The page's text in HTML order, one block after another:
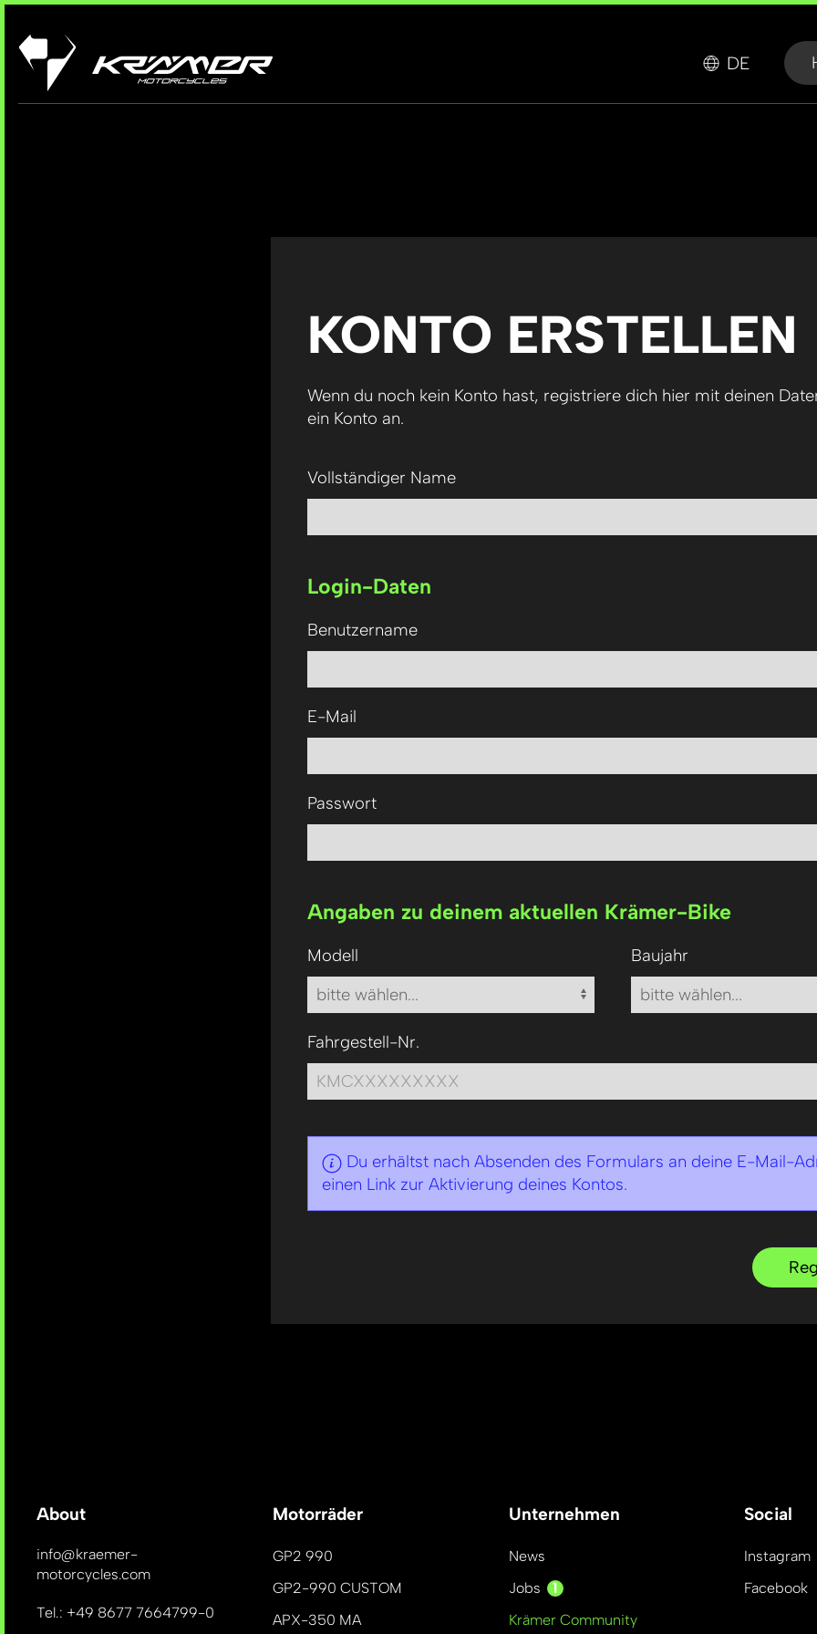
DE
KONTO ERSTELLEN
Wenn du noch kein Konto hast, registriere dich hier mit deinen
ein Konto an.
Vollständiger Name
Login-Daten
Benutzername
E-Mail
Passwort
Angaben zu deinem aktuellen Krämer-Bike
Modell Baujahr
Fahrgestell-Nr.
Du erhältst nach Absenden des Formulars an deine E-Mail-
einen Link zur Aktivierung deines Kontos.
About
info@kraemer-
motorcycles.com
Tel.: +49 8677 7664799-0
Motorräder
GP2 990
GP2-990 CUSTOM
APX-350 MA
Unternehmen
News
Jobs
1
Krämer Community
Social
Instagram
Facebook